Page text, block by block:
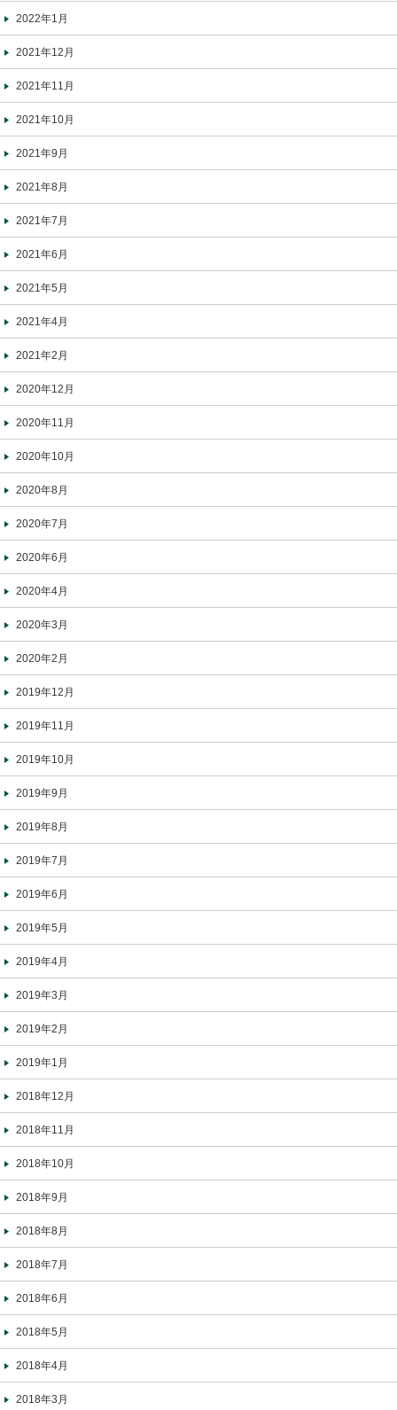
2022年1月
2021年12月
2021年11月
2021年10月
2021年9月
2021年8月
2021年7月
2021年6月
2021年5月
2021年4月
2021年2月
2020年12月
2020年11月
2020年10月
2020年8月
2020年7月
2020年6月
2020年4月
2020年3月
2020年2月
2019年12月
2019年11月
2019年10月
2019年9月
2019年8月
2019年7月
2019年6月
2019年5月
2019年4月
2019年3月
2019年2月
2019年1月
2018年12月
2018年11月
2018年10月
2018年9月
2018年8月
2018年7月
2018年6月
2018年5月
2018年4月
2018年3月